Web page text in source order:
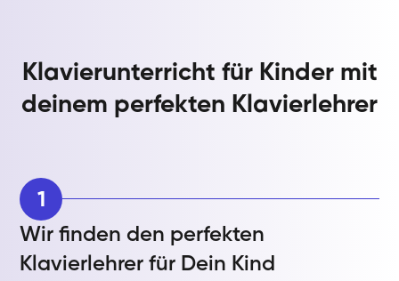
Klavierunterricht für Kinder mit
deinem perfekten Klavierlehrer
1
Wir finden den perfekten
Klavierlehrer für Dein Kind